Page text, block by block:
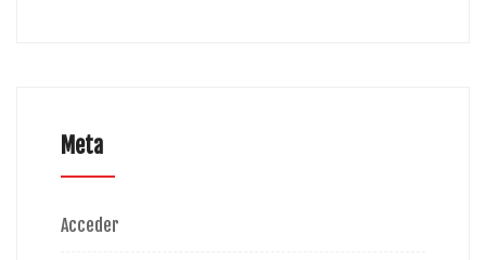
Meta
Acceder